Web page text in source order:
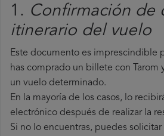
1. Confirmación de
itinerario del vuelo
Este documento es imprescindible
has comprado un billete con Tarom
un vuelo determinado.
En la mayoría de los casos, lo
electrónico después de realizar la
Si no lo encuentras, puedes solicitar